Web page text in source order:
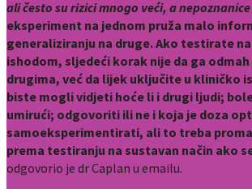
ali često su rizici mnogo veći, a
eksperiment na jednom pruža malo
generaliziranju na druge. Ako testirate
ishodom, sljedeći korak nije da ga
drugima, već da lijek uključite u kliničko
biste mogli vidjeti hoće li i drugi ljudi;
umirući; odgovoriti ili ne i koja je doza
samoeksperimentirati, ali to treba
prema testiranju na sustavan način ako
odgovorio je dr Caplan u emailu.